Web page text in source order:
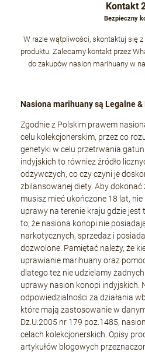
Kontakt
Bezpieczny
W razie wątpliwości, skontaktuj się
produktu. Zalecamy kontakt przez
do zakupów nasion marihuany w
Nasiona marihuany są Legalne &
Zgodnie z Polskim prawem
celu kolekcjonerskim, przez co
genetyki w celu przetrwania
indyjskich to również źródło
odżywczych, co czy czyni je
zbilansowanej diety. Aby
musisz mieć ukończone 18 lat,
uprawy na terenie kraju gdzie jest
to, że nasiona konopi nie
narkotycznych, sprzedaż i
dozwolone. Pamiętać należy, że
uprawianie marihuany oraz
dlatego też nie udzielamy
uprawy nasion konopi indyjskich.
odpowiedzialności za działania
które mają zastosowanie w
Dz.U.2005 nr 179 poz.1485,
celach kolekcjonerskich. Opisy
artykułów blogowych